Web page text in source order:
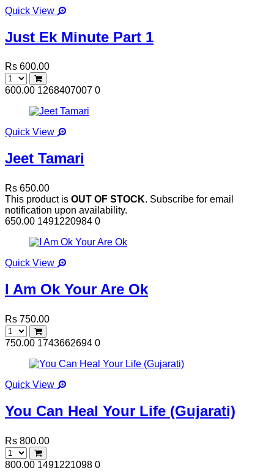
Quick View
Just Ek Minute Part 1
Rs 600.00
600.00 1268407007 0
Quick View
Jeet Tamari
Rs 650.00
This product is OUT OF STOCK. Subscribe for email
notification upon availability.
650.00 1491220984 0
Quick View
I Am Ok Your Are Ok
Rs 750.00
750.00 1743662694 0
Quick View
You Can Heal Your Life (Gujarati)
Rs 800.00
800.00 1491221098 0